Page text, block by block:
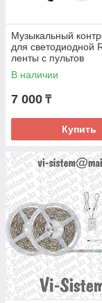
Музыкальный
для светодиодной
ленты с пультов
дистанционного
В наличии
7 000 ₸
Купить